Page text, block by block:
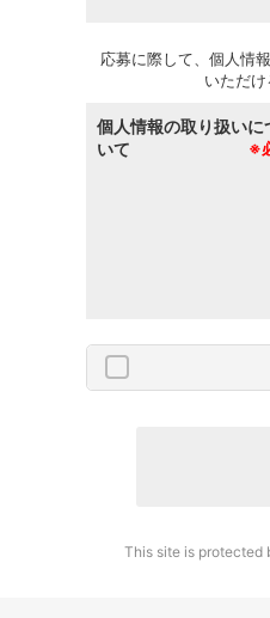
応募に際して、個人情
いただ
個人情報の取り扱いに
いて
※
This site is protected